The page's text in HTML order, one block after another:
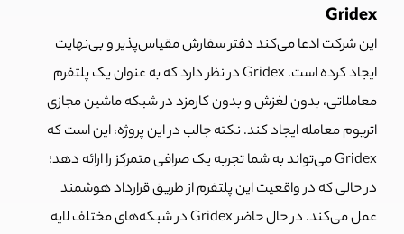
Gridex
این شرکت ادعا می‌کند دفتر سفارش مقیاس‌پذیر و بی‌نهایت
ایجاد کرده است. Gridex در نظر دارد که به عنوان یک پلتفرم
معاملاتی، بدون لغزش و بدون کارمزد در شبکه ماشین مجازی
اتریوم معامله ایجاد کند. نکته جالب در این پروژه، این است که
Gridex می‌تواند به شما تجربه یک صرافی متمرکز را ارائه دهد؛
در حالی که در واقعیت این پلتفرم از طریق قرارداد هوشمند
عمل می‌کند. در حال حاضر Gridex در شبکه‌های مختلف لایه